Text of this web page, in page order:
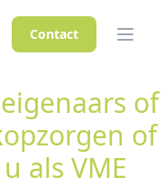
Contact
of
of
als VME